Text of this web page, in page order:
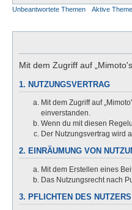
Unbeantwortete Themen
Aktive
Mit dem Zugriff auf
1. NUTZUNGSVERTRAG
Mit dem Zugriff auf
einverstanden.
Wenn du mit diesen
Der Nutzungsvertrag wird
2. EINRÄUMUNG VON
Mit dem Erstellen eines
Das Nutzungsrecht nach
3. PFLICHTEN DES NUTZERS